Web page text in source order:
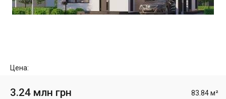
Цена:
3.24 млн грн 83.84 м²